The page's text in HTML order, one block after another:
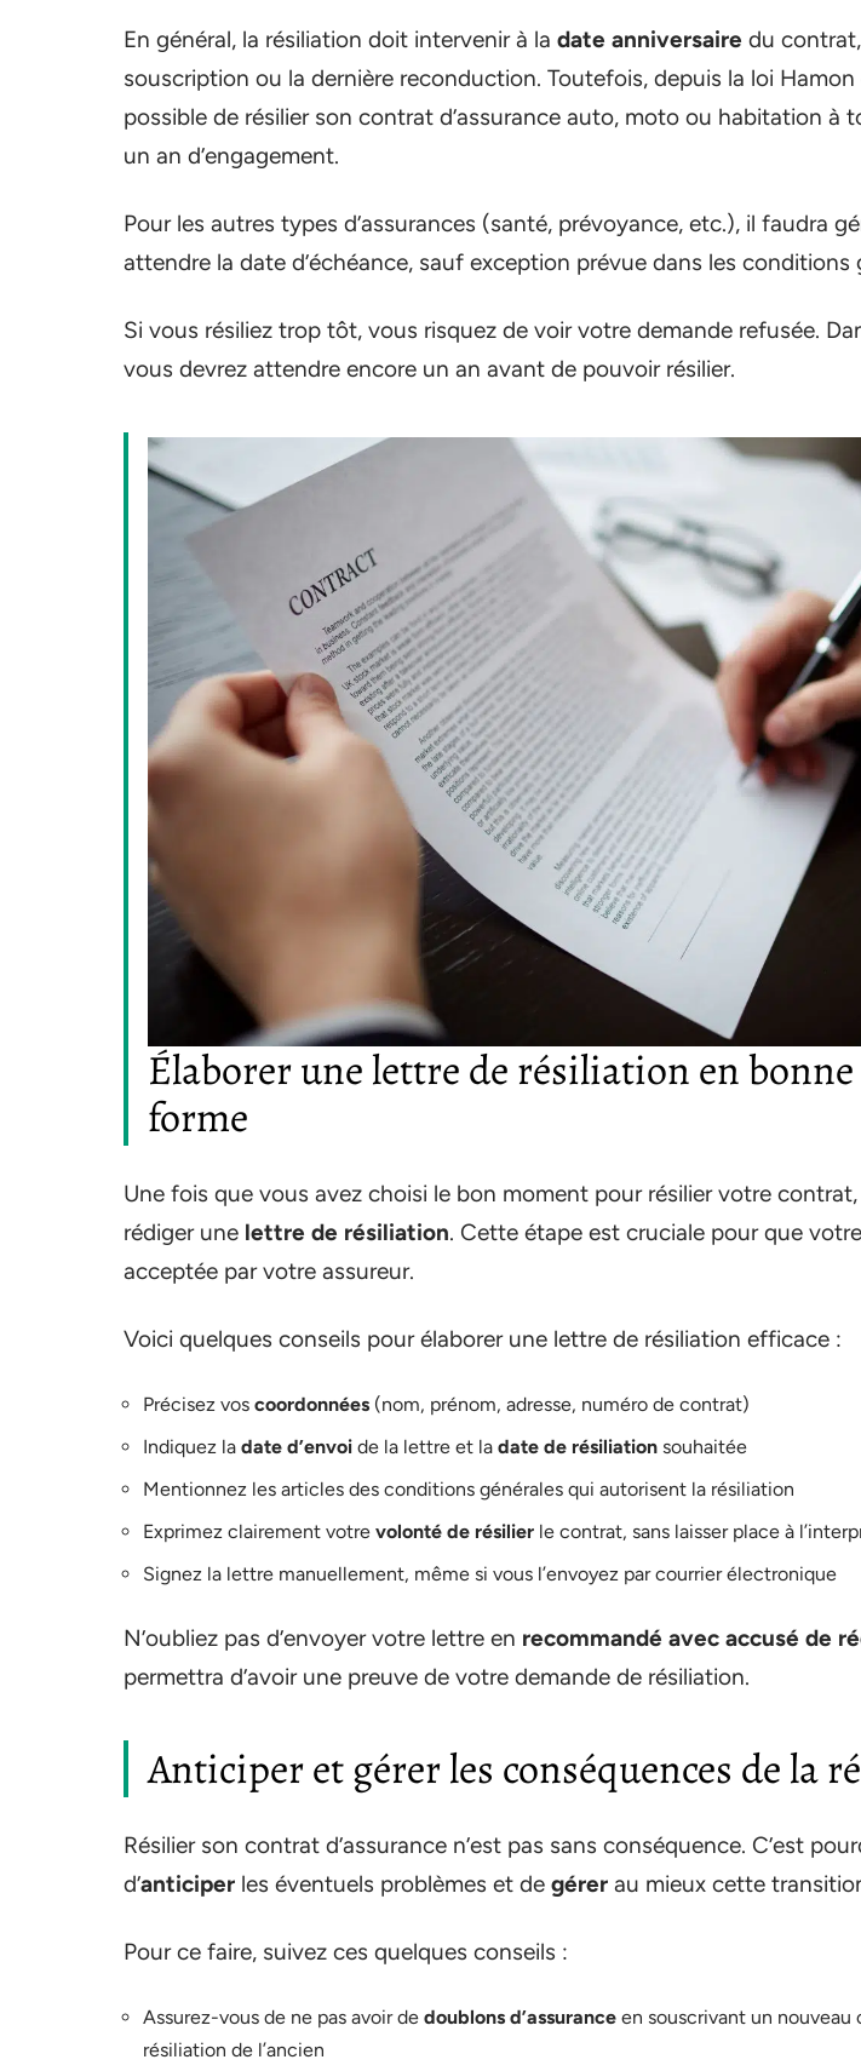
En général, la résiliation doit intervenir à la date anniversaire du
souscription ou la dernière reconduction. Toutefois, depuis la loi Hamon
possible de résilier son contrat d’assurance auto, moto ou habitation à
un an d’engagement.
Pour les autres types d’assurances (santé, prévoyance, etc.), il faudra
attendre la date d’échéance, sauf exception prévue dans les conditions
Si vous résiliez trop tôt, vous risquez de voir votre demande refusée.
vous devrez attendre encore un an avant de pouvoir résilier.
Élaborer une lettre de résiliation en bonne
forme
Une fois que vous avez choisi le bon moment pour résilier votre
rédiger une lettre de résiliation. Cette étape est cruciale pour que
acceptée par votre assureur.
Voici quelques conseils pour élaborer une lettre de résiliation efficace :
Précisez vos coordonnées (nom, prénom, adresse, numéro de contrat)
Indiquez la date d’envoi de la lettre et la date de résiliation souhaitée
Mentionnez les articles des conditions générales qui autorisent la résiliation
Exprimez clairement votre volonté de résilier le contrat, sans laisser place à
Signez la lettre manuellement, même si vous l’envoyez par courrier électronique
N’oubliez pas d’envoyer votre lettre en recommandé avec accusé de
permettra d’avoir une preuve de votre demande de résiliation.
Anticiper et gérer les conséquences de la
Résilier son contrat d’assurance n’est pas sans conséquence. C’est
d’anticiper les éventuels problèmes et de gérer au mieux cette
Pour ce faire, suivez ces quelques conseils :
Assurez-vous de ne pas avoir de doublons d’assurance en souscrivant un nouveau
résiliation de l’ancien